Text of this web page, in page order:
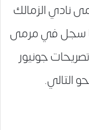
نادي الزمالك
من ٦ أشهر بعدما سجل في مرمى
جونيور
التالي.